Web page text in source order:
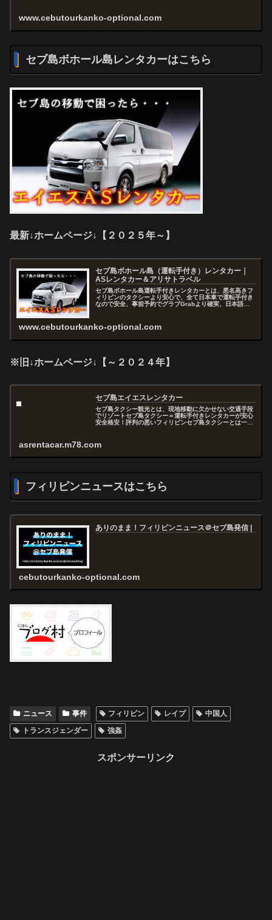
www.cebutourkanko-optional.com
セブ島ボホール島レンタカーはこちら
最新↓ホームページ↓【２０２５年～】
セブ島ボホール島（運転手付き）レンタカー｜
ASレンタカー＆アリサトラベル
セブ島ボホール島運転手付きレンタカーとは、悪名高きフ
ィリピンのタクシーより安心で、全て日本車で運転手付き
なので安全、事前予約でグラブGrabより確実、日本語で
www.cebutourkanko-optional.com
※旧↓ホームページ↓【～２０２４年】
セブ島エイエスレンタカー
セブ島タクシー観光とは、現地移動に欠かせない交通手段
でリゾートセブ島タクシー＝運転手付きレンタカーが安心
安全格安！評判の悪いフィリピンセブ島タクシーとは一味
asrentacar.m78.com
フィリピンニュースはこちら
ありのまま！フィリピンニュース＠セブ島発信 |
cebutourkanko-optional.com
ニュース 事件 フィリピン レイプ
中国人
トランスジェンダー
強姦
スポンサーリンク